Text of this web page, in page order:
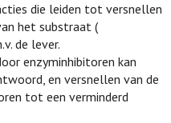
die leiden tot versnellen
het substraat (
de lever.
enzyminhibitoren kan
en versnellen van de
tot een verminderd